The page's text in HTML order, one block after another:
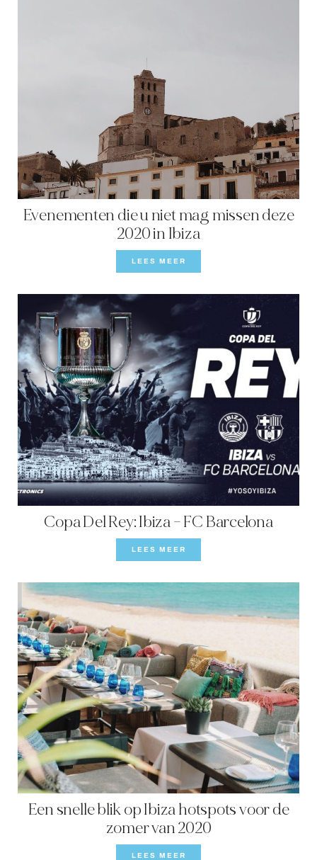
Evenementen die u niet mag missen deze
2020 in Ibiza
LEES MEER
Copa Del Rey: Ibiza – FC Barcelona
LEES MEER
Een snelle blik op Ibiza hotspots voor de
zomer van 2020
LEES MEER